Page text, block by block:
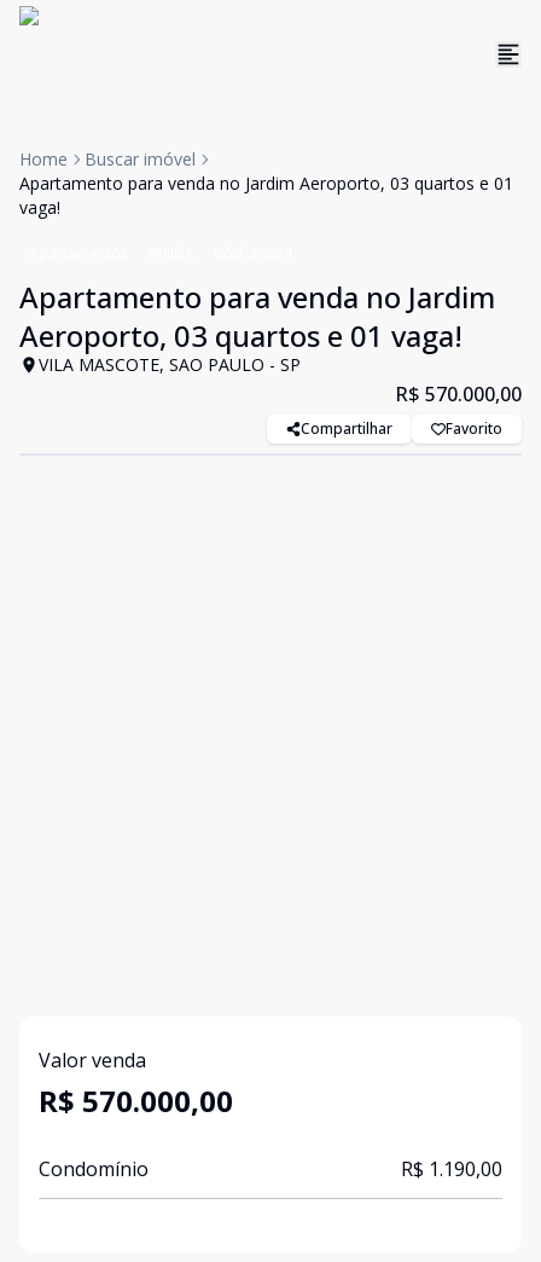
Home
Buscar imóvel
Apartamento para venda no Jardim Aeroporto, 03 quartos e 01
vaga!
Apartamento para venda no Jardim
Aeroporto, 03 quartos e 01 vaga!
VILA MASCOTE, SAO PAULO - SP
R$ 570.000,00
Compartilhar Favorito
Valor venda
R$ 570.000,00
Condomínio R$ 1.190,00